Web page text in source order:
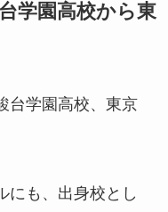
学園高校から東
台学園高校、東京
にも、出身校とし